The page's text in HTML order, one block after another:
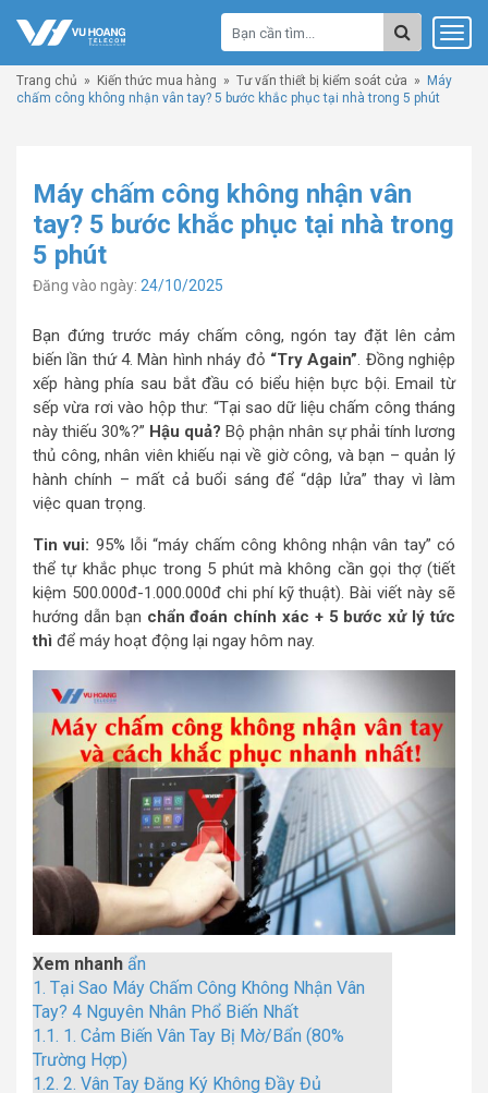
Trang chủ » Kiến thức mua hàng » Tư vấn thiết bị kiểm soát cửa »
Máy
chấm công không nhận vân tay? 5 bước khắc phục tại nhà trong 5 phút
Máy chấm công không nhận vân
tay? 5 bước khắc phục tại nhà trong
5 phút
Đăng vào ngày: 24/10/2025
Bạn đứng trước máy chấm công, ngón tay đặt lên cảm
biến lần thứ 4. Màn hình nháy đỏ “Try Again”. Đồng nghiệp
xếp hàng phía sau bắt đầu có biểu hiện bực bội. Email từ
sếp vừa rơi vào hộp thư: “Tại sao dữ liệu chấm công tháng
này thiếu 30%?” Hậu quả? Bộ phận nhân sự phải tính lương
thủ công, nhân viên khiếu nại về giờ công, và bạn – quản lý
hành chính – mất cả buổi sáng để “dập lửa” thay vì làm
việc quan trọng.
Tin vui: 95% lỗi “máy chấm công không nhận vân tay” có
thể tự khắc phục trong 5 phút mà không cần gọi thợ (tiết
kiệm 500.000đ-1.000.000đ chi phí kỹ thuật). Bài viết này sẽ
hướng dẫn bạn chẩn đoán chính xác + 5 bước xử lý tức
thì để máy hoạt động lại ngay hôm nay.
Xem nhanh ẩn
1. Tại Sao Máy Chấm Công Không Nhận Vân
Tay? 4 Nguyên Nhân Phổ Biến Nhất
1.1. 1. Cảm Biến Vân Tay Bị Mờ/Bẩn (80%
Trường Hợp)
1.2. 2. Vân Tay Đăng Ký Không Đầy Đủ